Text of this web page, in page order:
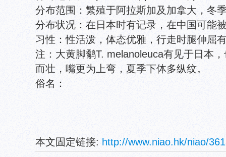
分布范围：繁殖于阿拉斯加及加拿大，冬
分布状况：在日本时有记录，在中国可能
习性：性活泼，体态优雅，行走时腿伸屈
注：大黄脚鹬T. melanoleuca有见于日本
而壮，嘴更为上弯，夏季下体多纵纹。
俗名：
本文固定链接: http://www.niao.hk/niao/